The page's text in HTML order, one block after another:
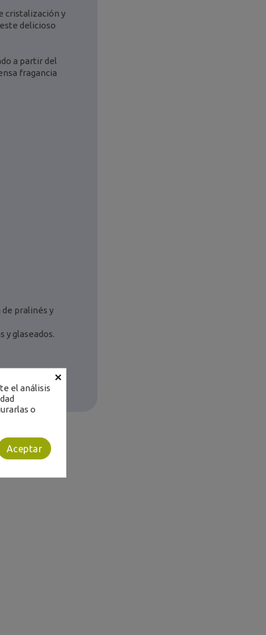
cristalización y
delicioso
a partir del
fragancia
pralinés y
y glaseados.
×
el análisis
o
Aceptar